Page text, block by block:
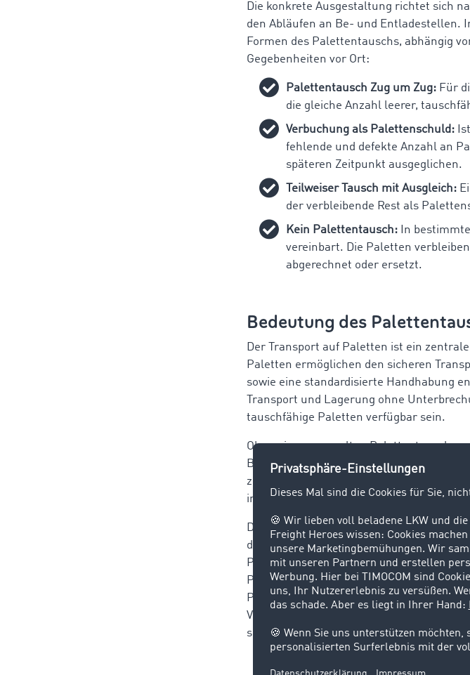
Die konkrete Ausgestaltung richtet sich
den Abläufen an Be- und Entladestellen.
Formen des Palettentauschs, abhängig
Gegebenheiten vor Ort:
Palettentausch Zug um Zug: Für
die gleiche Anzahl leerer,
Verbuchung als Palettenschuld:
fehlende und defekte Anzahl an
späteren Zeitpunkt ausgeglichen.
Teilweiser Tausch mit Ausgleich:
der verbleibende Rest als
Kein Palettentausch: In
vereinbart. Die Paletten
abgerechnet oder ersetzt.
Bedeutung des
Der Transport auf Paletten ist ein
Paletten ermöglichen den sicheren
sowie eine standardisierte Handhabung
Transport und Lagerung ohne
tauschfähige Paletten verfügbar sein.
Ohne einen geregelten Palettentausch
Beteiligten an, während sie an anderer
zusätzlichem organisatorischem Aufwand
insbesondere bei regelmäßigen
Darüber hinaus hat der Palettentausch
diesem Zusammenhang ist der
Palettenmanagements, welches die
Palettenbewegungen im
Palettenschulden oder nachträgliche
Verwaltungsaufwand, wenn Prozesse
sind.